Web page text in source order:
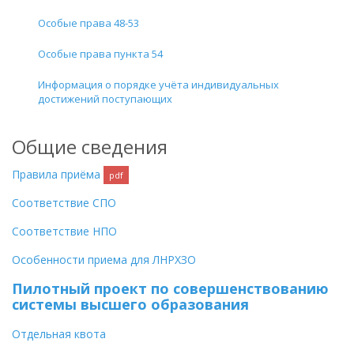
Особые права 48-53
Особые права пункта 54
Информация о порядке учёта индивидуальных
достижений поступающих
Общие сведения
Правила приёма pdf
Соответствие СПО
Соответствие НПО
Особенности приема для ЛНРХЗО
Пилотный проект по совершенствованию
системы высшего образования
Отдельная квота